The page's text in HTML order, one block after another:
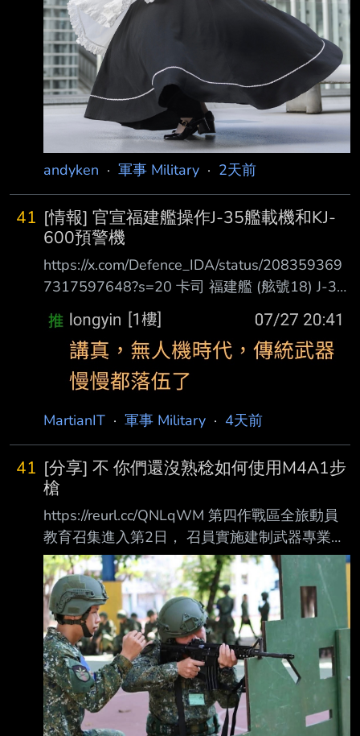
andyken · 軍事 Military · 2天前
41 [情報] 官宣福建艦操作J-35艦載機和KJ-
600預警機
https://x.com/Defence_IDA/status/208359369
7317597648?s=20 卡司 福建艦 (舷號18) J-35
電磁彈射起飛 攔截索降落 機腹尾部有掛龍柏反
射器 KJ-600 電磁彈射起飛 J-15/D 電磁彈射起
飛 戰機和電戰機都有上場 背景有一艘水面艦 心
得 配樂和J-35+KJ-600讓我熊熊以為是Top Gun
3預告片 直到出現J-15D 不知道影片釋出的時
間? 印象中去年央視也有發佈過一片類似的? 平
MartianIT · 軍事 Military · 4天前
41 [分享] 不 你們還沒熟稔如何使用M4A1步
槍
https://reurl.cc/QNLqWM 第四作戰區全旅動員
教育召集進入第2日， 召員實施建制武器專業專
長訓練， 由教官就武器諸元性能、分解結合、
射擊預習及安全規範等進度授課， 並結合官兵
協同操作與分組練習， 使召員熟悉各式武器性
能與操作程序， 建立正確射擊觀念，為後續實
彈射擊訓練奠定基礎。 於是出現了這一張由士
兵操作美國援助M4A1步槍的照片
https://i.imgur.com/00ipGOv.jpeg 但兄弟 你的折
疊照門是沒有打開的